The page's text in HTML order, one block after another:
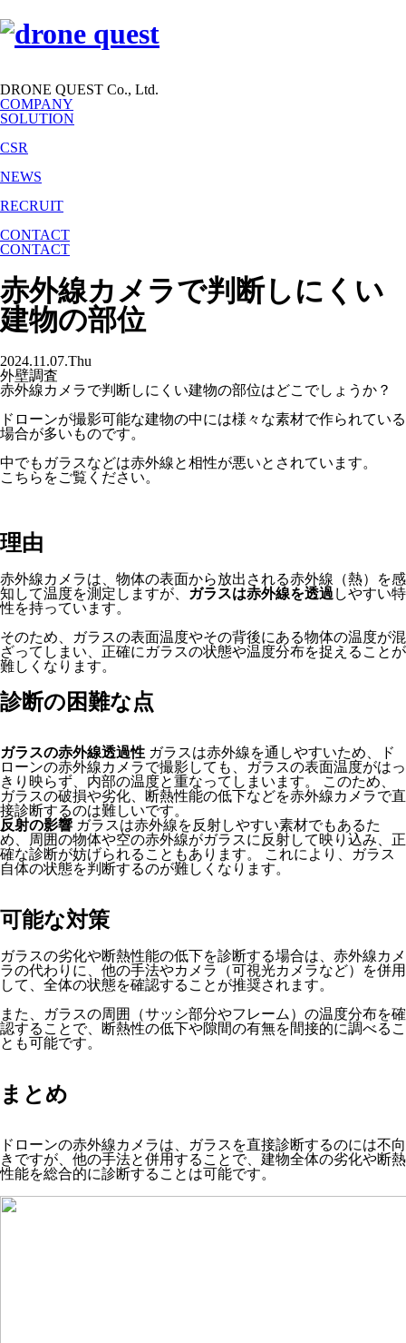
DRONE QUEST Co., Ltd.
COMPANY
SOLUTION
CSR
NEWS
RECRUIT
CONTACT
CONTACT
赤外線カメラで判断しにくい
建物の部位
2024.11.07.Thu
外壁調査
赤外線カメラで判断しにくい建物の部位はどこでしょうか？
ドローンが撮影可能な建物の中には様々な素材で作られている
場合が多いものです。
中でもガラスなどは赤外線と相性が悪いとされています。
こちらをご覧ください。
理由
赤外線カメラは、物体の表面から放出される赤外線（熱）を感
知して温度を測定しますが、
ガラスは赤外線を透過 しやすい特
性を持っています。
そのため、ガラスの表面温度やその背後にある物体の温度が混
ざってしまい、正確にガラスの状態や温度分布を捉えることが
難しくなります。
診断の困難な点
ガラスの赤外線透過性 ガラスは赤外線を通しやすいため、ド
ローンの赤外線カメラで撮影しても、ガラスの表面温度がはっ
きり映らず、内部の温度と重なってしまいます。 このため、
ガラスの破損や劣化、断熱性能の低下などを赤外線カメラで直
接診断するのは難しいです。
反射の影響 ガラスは赤外線を反射しやすい素材でもあるた
め、周囲の物体や空の赤外線がガラスに反射して映り込み、正
確な診断が妨げられることもあります。 これにより、ガラス
自体の状態を判断するのが難しくなります。
可能な対策
ガラスの劣化や断熱性能の低下を診断する場合は、赤外線カメ
ラの代わりに、他の手法やカメラ（可視光カメラなど）を併用
して、全体の状態を確認することが推奨されます。
また、ガラスの周囲（サッシ部分やフレーム）の温度分布を確
認することで、断熱性の低下や隙間の有無を間接的に調べるこ
とも可能です。
まとめ
ドローンの赤外線カメラは、ガラスを直接診断するのには不向
きですが、他の手法と併用することで、建物全体の劣化や断熱
性能を総合的に診断することは可能です。